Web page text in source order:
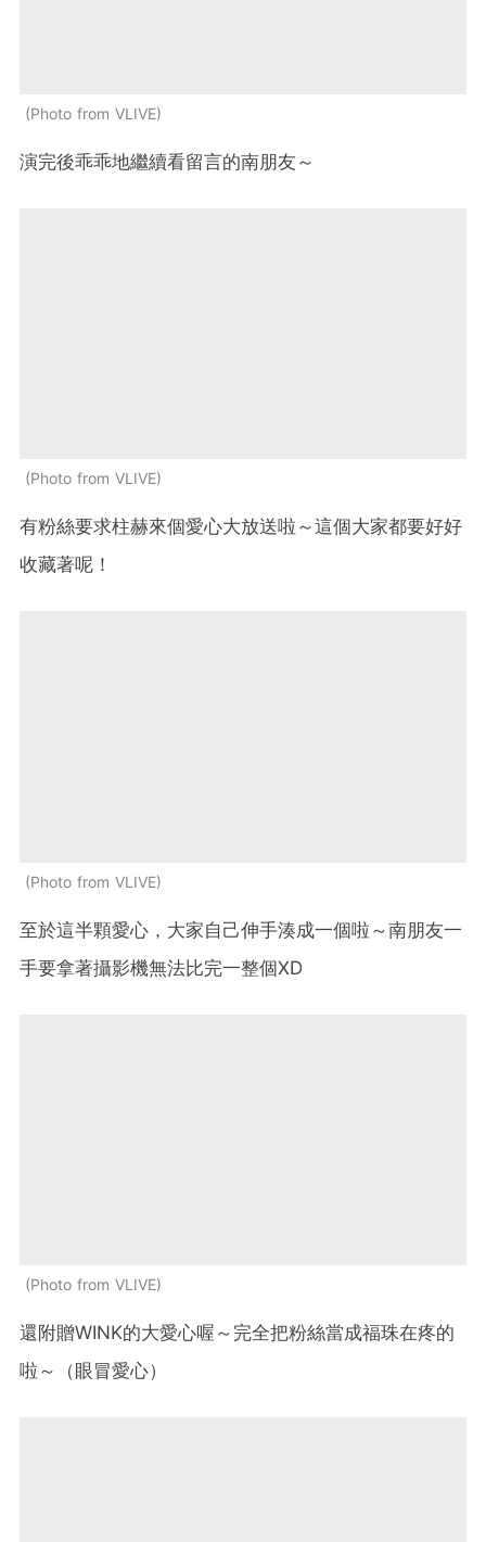
Photo from VLIVE
演完後乖乖地繼續看留言的南朋友～
Photo from VLIVE
有粉絲要求柱赫來個愛心大放送啦～這個大家都要好好
收藏著呢！
Photo from VLIVE
至於這半顆愛心，大家自己伸手湊成一個啦～南朋友一
手要拿著攝影機無法比完一整個XD
Photo from VLIVE
還附贈WINK的大愛心喔～完全把粉絲當成福珠在疼的
啦～（眼冒愛心）